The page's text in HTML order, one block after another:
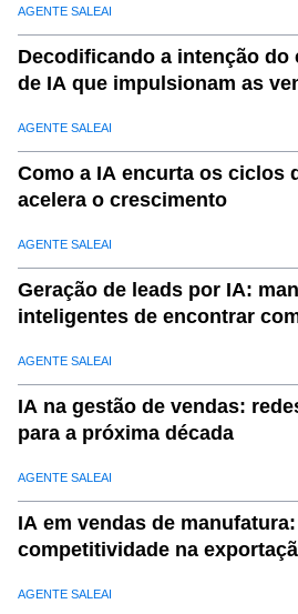
AGENTE SALEAI
Decodificando a intenção
de IA que impulsionam as
AGENTE SALEAI
Como a IA encurta os ciclos
acelera o crescimento
AGENTE SALEAI
Geração de leads por IA:
inteligentes de encontrar
AGENTE SALEAI
IA na gestão de vendas:
para a próxima década
AGENTE SALEAI
IA em vendas de
competitividade na
AGENTE SALEAI